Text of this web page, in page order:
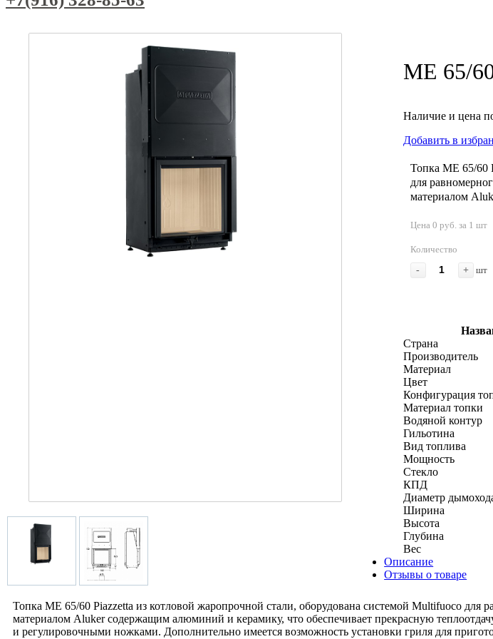
ME 65/
Наличие и цена
Добавить в
Топка ME 65/60
для
материалом
Цена 0 руб. за 1 шт
Количество
-
+ шт
Страна
Производитель
Материал
Цвет
Конфигурация
Материал топки
Водяной контур
Гильотина
Вид топлива
Мощность
Стекло
КПД
Диаметр
Ширина
Высота
Глубина
Вес
Описание
Отзывы о товаре
Топка ME 65/60 Piazzetta из котловой жаропрочной стали, оборудована системой Multifuoco
материалом Aluker содержащим алюминий и керамику, что обеспечивает прекрасную
и регулировочными ножками. Дополнительно имеется возможность установки гриля для